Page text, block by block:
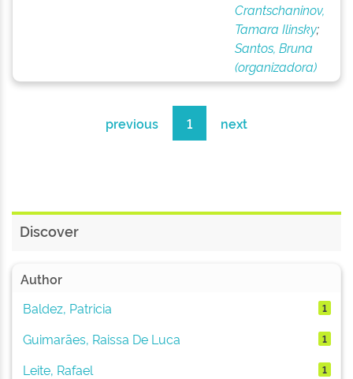
Crantschaninov,
Tamara Ilinsky;
Santos, Bruna
(organizadora)
previous 1 next
Discover
Author
Baldez, Patricia
1
Guimarães, Raissa De Luca 1
Leite, Rafael 1